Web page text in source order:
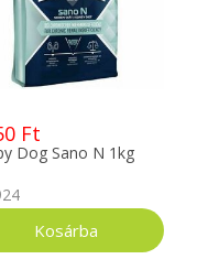
Ft
Dog Sano N 1kg